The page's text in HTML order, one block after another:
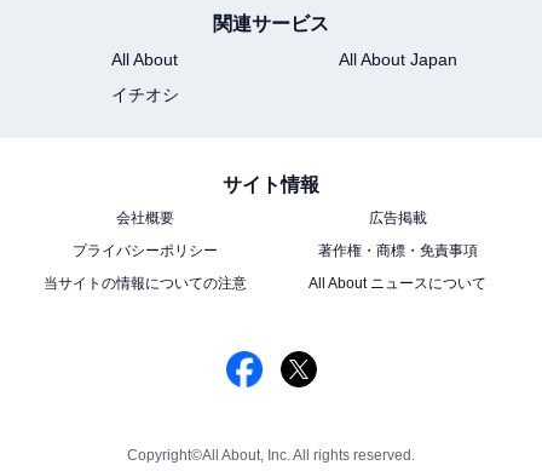
関連サービス
All About
All About Japan
イチオシ
サイト情報
会社概要
広告掲載
プライバシーポリシー
著作権・商標・免責事項
当サイトの情報についての注意
All About ニュースについて
Copyright©All About, Inc. All rights reserved.